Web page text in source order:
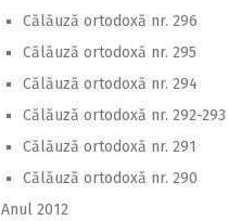
Călăuză ortodoxă nr. 296
Călăuză ortodoxă nr. 295
Călăuză ortodoxă nr. 294
Călăuză ortodoxă nr. 292-293
Călăuză ortodoxă nr. 291
Călăuză ortodoxă nr. 290
Anul 2012